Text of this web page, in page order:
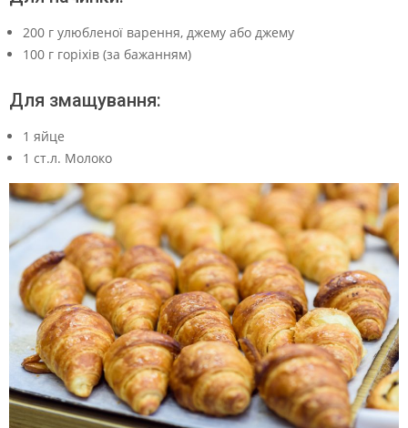
200 г улюбленої варення, джему або джему
100 г горіхів (за бажанням)
Для змащування:
1 яйце
1 ст.л. Молоко